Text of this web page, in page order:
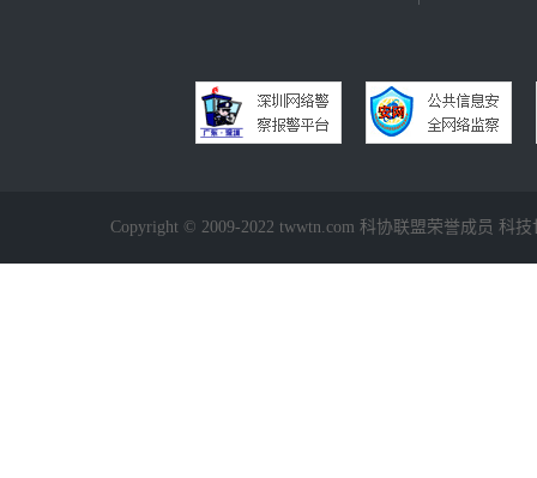
Copyright © 2009-2022 twwtn.com 科协联盟荣誉成员 科